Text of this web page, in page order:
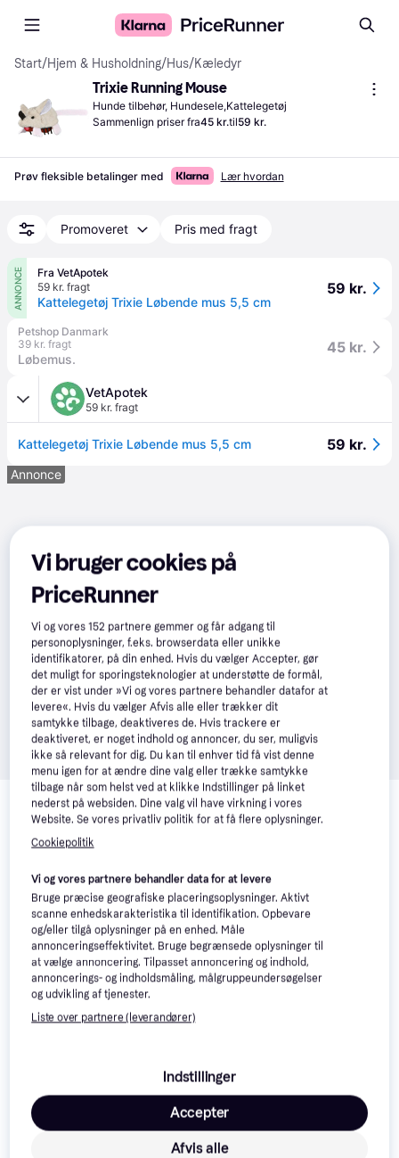
Start/Hjem & Husholdning/Hus/Kæledyr
Trixie Running Mouse
Hunde tilbehør, Hundesele,Kattelegetøj
Sammenlign priser fra45 kr.til59 kr.
Prøv fleksible betalinger med Lær hvordan
Promoveret Pris med fragt
ANNONCE
Fra VetApotek
59 kr. fragt
Kattelegetøj Trixie Løbende mus 5,5 cm
59 kr.
Petshop Danmark
39 kr. fragt
Løbemus.
45 kr.
VetApotek
59 kr. fragt
Kattelegetøj Trixie Løbende mus 5,5 cm 59 kr.
Annonce
Relaterede produkter
Se vores forslag til andre produkter, der matcher dine
interesser. Vis alle
Trixie Junior Harness
Vi bruger cookies på
PriceRunner
Vi og vores152 partnere gemmer og får adgang til
personoplysninger, f.eks. browserdata eller unikke
identifikatorer, på din enhed. Hvis du vælger Accepter, gør
det muligt for sporingsteknologier at understøtte de formål,
der er vist under »Vi og vores partnere behandler datafor at
levere«. Hvis du vælger Afvis alle eller trækker dit
samtykke tilbage, deaktiveres de. Hvis trackere er
deaktiveret, er noget indhold og annoncer, du ser, muligvis
ikke så relevant for dig. Du kan til enhver tid få vist denne
menu igen for at ændre dine valg eller trække samtykke
tilbage når som helst ved at klikke Indstillinger på linket
nederst på websiden. Dine valg vil have virkning i vores
Website. Se vores privatliv politik for at få flere oplysninger.
Cookiepolitik
Vi og vores partnere behandler data for at levere
Bruge præcise geografiske placeringsoplysninger. Aktivt
scanne enhedskarakteristika til identifikation. Opbevare
og/eller tilgå oplysninger på en enhed. Måle
annonceringseffektivitet. Bruge begrænsede oplysninger til
at vælge annoncering. Tilpasset annoncering og indhold,
annoncerings- og indholdsmåling, målgruppeundersøgelser
og udvikling af tjenester.
Liste over partnere (leverandører)
Indstillinger
Afvis alle
Accepter